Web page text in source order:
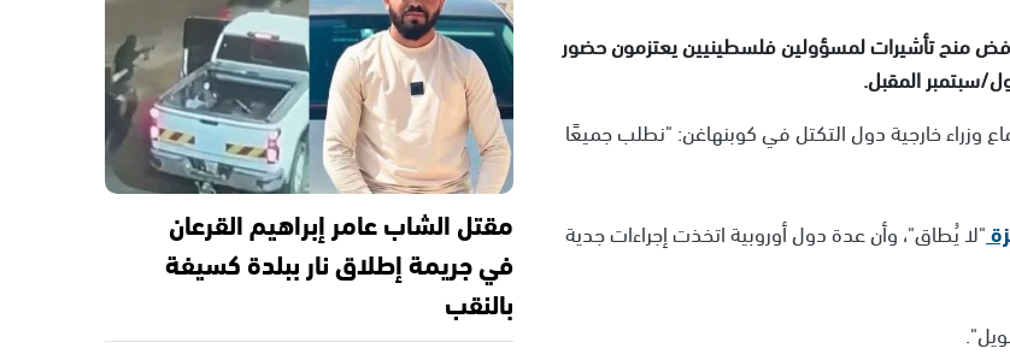
رفض منح تأشيرات لمسؤولين فلسطينيين يعتزمون حضور
سبتمبر المقبل.
وزراء خارجية دول التكتل في كوبنهاغن: "نطلب جميعًا
"لا يُطاق"، وأن عدة دول أوروبية اتخذت إجراءات جدية
مقتل الشاب عامر إبراهيم القرعان
في جريمة إطلاق نار ببلدة كسيفة
بالنقب